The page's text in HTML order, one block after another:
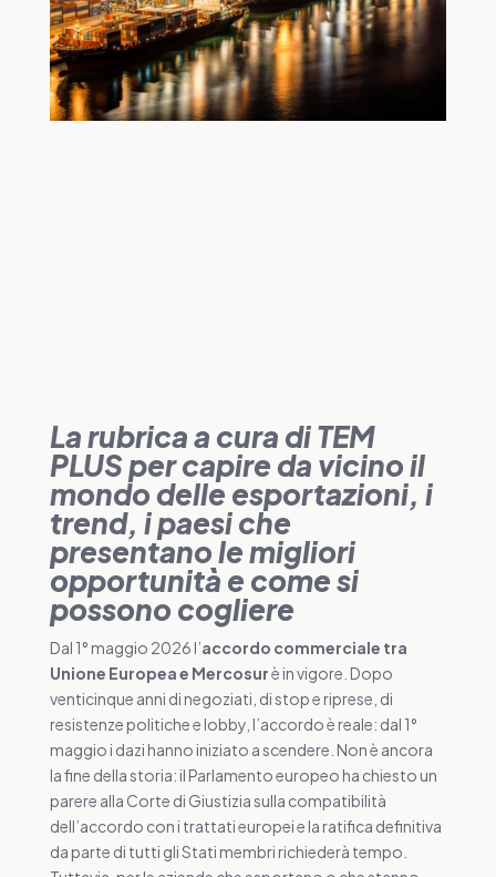
La rubrica a cura di TEM
PLUS per capire da vicino il
mondo delle esportazioni, i
trend, i paesi che
presentano le migliori
opportunità e come si
possono cogliere
Dal 1° maggio 2026 l’accordo commerciale tra
Unione Europea e Mercosurè in vigore. Dopo
venticinque anni di negoziati, di stop e riprese, di
resistenze politiche e lobby, l’accordo è reale: dal 1°
maggio i dazi hanno iniziato a scendere. Non è ancora
la fine della storia: il Parlamento europeo ha chiesto un
parere alla Corte di Giustizia sulla compatibilità
dell’accordo con i trattati europei e la ratifica definitiva
da parte di tutti gli Stati membri richiederà tempo.